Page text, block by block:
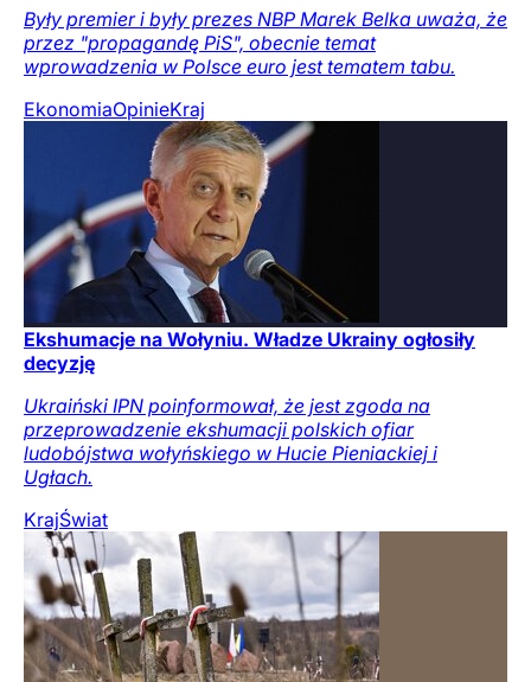
Były premier i były prezes NBP Marek Belka uważa, że
przez "propagandę PiS", obecnie temat
wprowadzenia w Polsce euro jest tematem tabu.
EkonomiaOpinieKraj
Ekshumacje na Wołyniu. Władze Ukrainy ogłosiły
decyzję
Ukraiński IPN poinformował, że jest zgoda na
przeprowadzenie ekshumacji polskich ofiar
ludobójstwa wołyńskiego w Hucie Pieniackiej i
Ugłach.
KrajŚwiat